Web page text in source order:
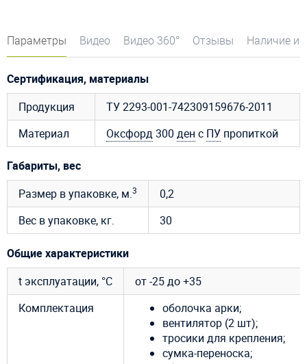
Параметры Видео Видео 360° Отзывы Наличие и
Сертификация, материалы
Продукция
ТУ 2293-001-742309159676-2011
Материал
Оксфорд300 ден с ПУ пропиткой
Габариты, вес
Размер в упаковке, м.3
0,2
Вес в упаковке, кг.
30
Общие характеристики
t эксплуатации, °C
от -25 до +35
Комплектация
оболочка арки;
вентилятор (2 шт);
тросики для крепления;
сумка-переноска;